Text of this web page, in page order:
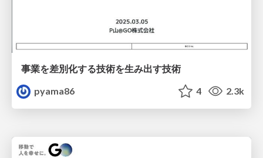
事業を差別化する技術を生み出す技術
pyama86
4 2.3k